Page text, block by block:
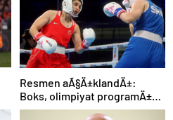
Resmen aÃ§Ä±klandÄ±:
Boks, olimpiyat programÄ±na
dahil edildi